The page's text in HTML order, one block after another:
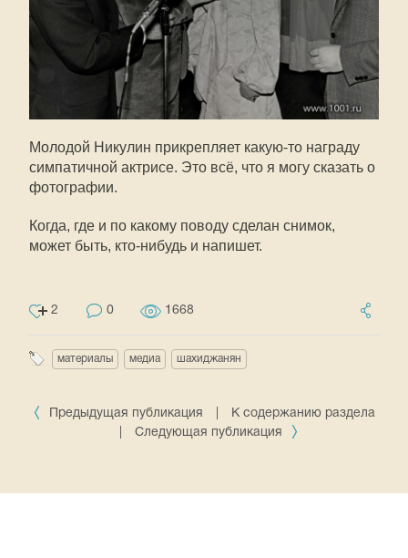
Молодой Никулин прикрепляет какую-то награду
симпатичной актрисе. Это всё, что я могу сказать о
фотографии.
Когда, где и по какому поводу сделан снимок,
может быть, кто-нибудь и напишет.
2 0 1668
материалы медиа шахиджанян
Предыдущая публикация
К содержанию раздела
Следующая публикация